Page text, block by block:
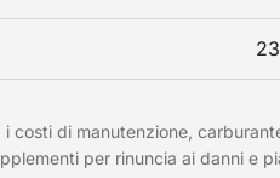
costi di manutenzione,
per rinuncia ai danni e